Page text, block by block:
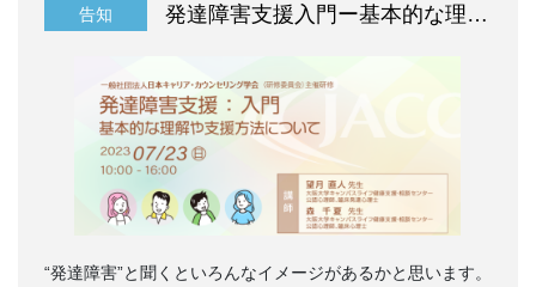
告知 発達障害支援入門ー基本的な理解や支援方法
“発達障害”と聞くといろんなイメージがあるかと思います。